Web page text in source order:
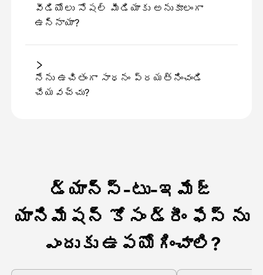
వీడియోలు సోషల్ మీడియాకు అనుకూలంగా
ఉన్నాయా?
నేను ఉచితంగా సాధనం ప్రయత్నించండి
చేయవచ్చు?
డ్యాన్స్-టు-ఇమేజ్
యానిమేషన్ కోసం డ్రీం ఫేస్ ను
ఎందుకు ఉపయోగించాలి?